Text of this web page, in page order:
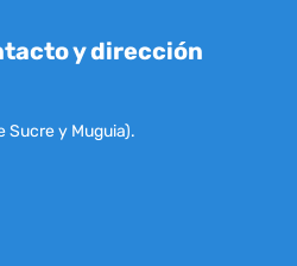
y dirección
Sucre y Muguia).